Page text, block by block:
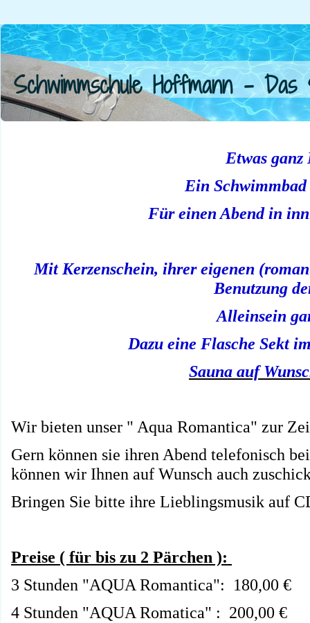
Schwimmschule Hoffmann - Das
Etwas ganz
Ein
Für einen Abend in
Mit Kerzenschein, ihrer eigenen
Benutzung
Alleinsein
Dazu eine Flasche Sekt
Sauna auf
Wir bieten unser " Aqua Romantica" zur
Gern können sie ihren Abend telefonisch
können wir Ihnen auf Wunsch auch
Bringen Sie bitte ihre Lieblingsmusik auf
Preise ( für bis zu 2 Pärchen ):
3 Stunden "AQUA Romantica": 180,00 €
4 Stunden "AQUA Romatica" : 200,00 €